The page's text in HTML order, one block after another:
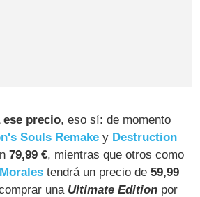
ese precio, eso sí: de momento
Souls Remake y Destruction
79,99 €, mientras que otros como
tendrá un precio de59,99
una Ultimate Edition por